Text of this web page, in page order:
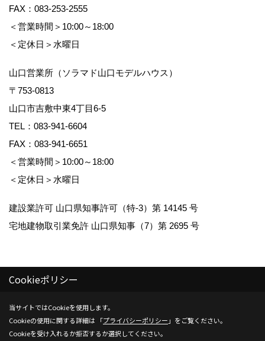
FAX：083-253-2555
＜営業時間＞10:00～18:00
＜定休日＞水曜日
山口営業所（ソラマド山口モデルハウス）
〒753-0813
山口市吉敷中東4丁目6-5
TEL： 083-941-6604
FAX：083-941-6651
＜営業時間＞10:00～18:00
＜定休日＞水曜日
建設業許可 山口県知事許可（特-3）第 14145 号
宅地建物取引業免許 山口県知事（7）第 2695 号
Copyright (c) Kenwa Jutaku. All Rights Reserved.
Produced byゴデスクリエイト
Cookieポリシー
当サイトではCookieを使用します。
Cookieの使用に関する詳細は 「プライバシーポリシー 」をご覧ください。
Cookieを受け入れるか拒否するか選択してください。